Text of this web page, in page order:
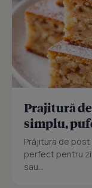
Prajitură
simplu,
Prăjitura de
perfect pentru
sau...